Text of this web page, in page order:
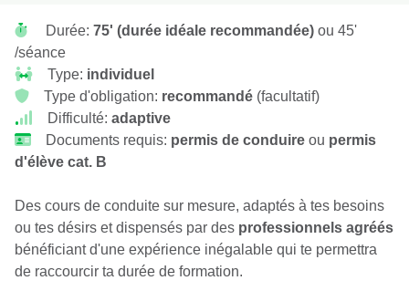
Durée: 75' (durée idéale recommandée)ou 45'
/séance
Type: individuel
Type d'obligation: recommandé (facultatif)
Difficulté: adaptive
Documents requis: permis de conduireou permis
d'élève cat. B
Des cours de conduite sur mesure, adaptés à tes besoins
ou tes désirs et dispensés par des professionnels agréés
bénéficiant d'une expérience inégalable qui te permettra
de raccourcir ta durée de formation.